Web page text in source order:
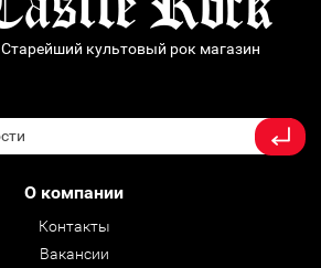
Старейший культовый рок магазин
О компании
Контакты
Вакансии